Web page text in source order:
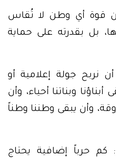
بأن قوة أي وطن لا تُقاس
بل بقدرته على حماية
نربح جولة إعلامية أو
وبناتنا أحياء، وأن
وأن يبقى وطننا وطناً
كم حرباً إضافية يحتاج